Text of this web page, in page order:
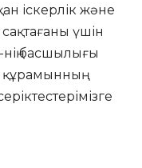
іскерлік және
үшін
басшылығы